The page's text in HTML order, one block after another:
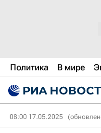
Политика В мире
08:00 17.05.2025